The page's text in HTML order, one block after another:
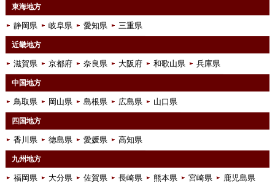
東海地方
静岡県 岐阜県 愛知県 三重県
近畿地方
滋賀県 京都府 奈良県 大阪府 和歌山県 兵庫県
中国地方
鳥取県 岡山県 島根県 広島県 山口県
四国地方
香川県 徳島県 愛媛県 高知県
九州地方
福岡県 大分県 佐賀県 長崎県 熊本県 宮崎県 鹿児島県